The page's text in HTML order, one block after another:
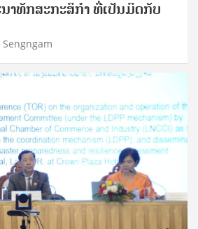
າທັກສະກະສິກຳ ທີ່ເປັນມິດກັບ
Sengngam